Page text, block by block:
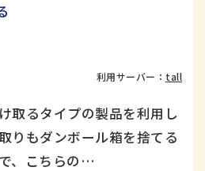
利用サーバー： tall
取るタイプの製品を利用し
りもダンボール箱を捨てる
、こちらの…